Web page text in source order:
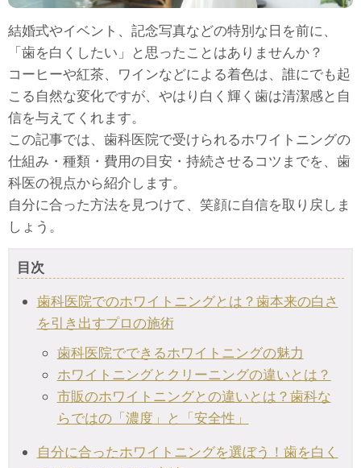
結婚式やイベント、記念写真などの特別な日を前に、
「歯を白くしたい」と思ったことはありませんか？
コーヒーや紅茶、ワインなどによる着色は、誰にでも起
こる自然な変化ですが、やはり白く輝く歯は清潔感と自
信を与えてくれます。
この記事では、歯科医院で受けられるホワイトニングの
仕組み・種類・費用の目安・持続させるコツまでを、歯
科医の視点から紹介します。
自分に合った方法を見つけて、笑顔に自信を取り戻しま
しょう。
目次
歯科医院でのホワイトニングとは？歯本来の白さ
を引き出すプロの施術
歯科医院でできるホワイトニングの魅力
ホワイトニングとクリーニングの違いとは？
市販のホワイトニングとの違いとは？歯科な
らではの「濃度」と「安全性」
自分に合ったホワイトニングを選ぼう！歯を白く